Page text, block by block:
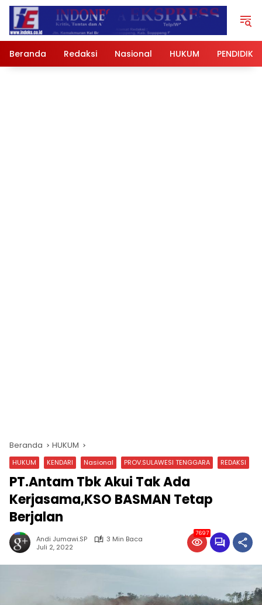
Langsung
konten
Beranda Redaksi Nasional HUKUM
Beranda HUKUM
HUKUM KENDARI Nasional PROV.SULAWESI TENGGARA REDAKSI
PT.Antam Tbk Akui Tak Ada
Kerjasama,KSO BASMAN Tetap
Berjalan
Andi Jumawi.SP
3 Min Baca
Juli 2, 2022
7697